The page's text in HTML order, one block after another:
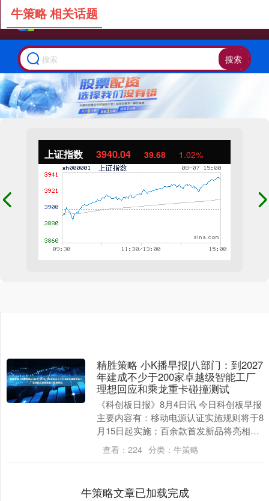
搜索
上证指数 3940.04 39.68 1.02%
牛策略 相关话题
精胜策略 小K播早报|八部门：到2027
年建成不少于200家卓越级智能工厂
理想回应和乘龙重卡碰撞测试
《科创板日报》8月4日讯 今日科创板早报
主要内容有：移动电源认证实施规则将于8
月15日起实施；百余款首发新品将亮相
2025世界机器人大会；2025年底北斗产业
规....
查看： 224 分类： 牛策略
牛策略文章已加载完成